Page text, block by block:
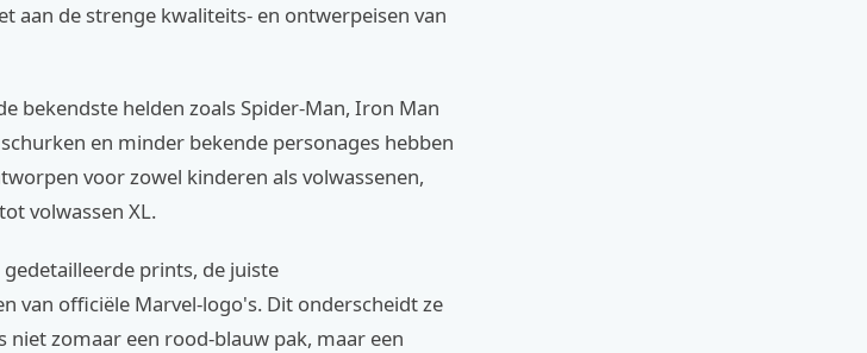
aan de strenge kwaliteits- en ontwerpeisen van
bekendste helden zoals Spider-Man, Iron Man
en minder bekende personages hebben
voor zowel kinderen als volwassenen,
volwassen XL.
prints, de juiste
van officiële Marvel-logo's. Dit onderscheidt ze
niet zomaar een rood-blauw pak, maar een